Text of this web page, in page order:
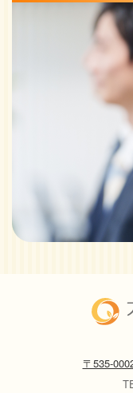
〒535-